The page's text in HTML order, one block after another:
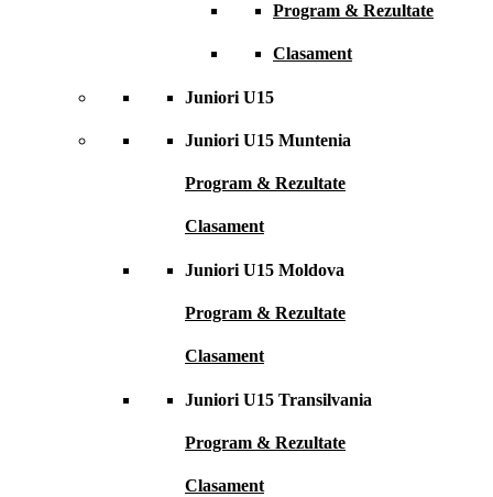
Program & Rezultate
Clasament
Juniori U15
Juniori U15 Muntenia
Program & Rezultate
Clasament
Juniori U15 Moldova
Program & Rezultate
Clasament
Juniori U15 Transilvania
Program & Rezultate
Clasament